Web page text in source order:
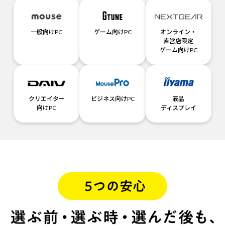
一般向けPC ゲーム向けPC
オンライン・
直営店限定
ゲーム向けPC
クリエイター
向けPC
ビジネス向けPC
液晶
ディスプレイ